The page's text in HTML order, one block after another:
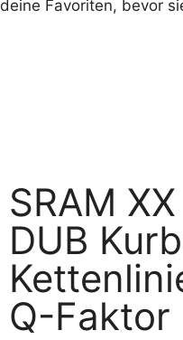
deine Favoriten, bevor
SRAM
DUB
Q-Faktor